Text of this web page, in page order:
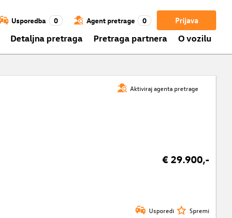
Prijava
Usporedba 0 Agent pretrage 0
Detaljna pretraga Pretraga partnera O vozilu
Aktiviraj agenta pretrage
€ 29.900,-
Usporedi Spremi